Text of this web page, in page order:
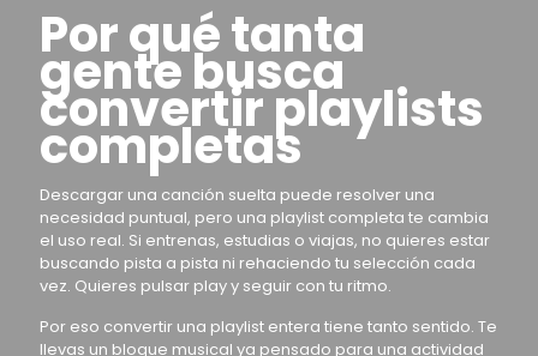
Por qué tanta
gente busca
convertir playlists
completas
Descargar una canción suelta puede resolver una
necesidad puntual, pero una playlist completa te cambia
el uso real. Si entrenas, estudias o viajas, no quieres estar
buscando pista a pista ni rehaciendo tu selección cada
vez. Quieres pulsar play y seguir con tu ritmo.
Por eso convertir una playlist entera tiene tanto sentido. Te
llevas un bloque musical ya pensado para una actividad